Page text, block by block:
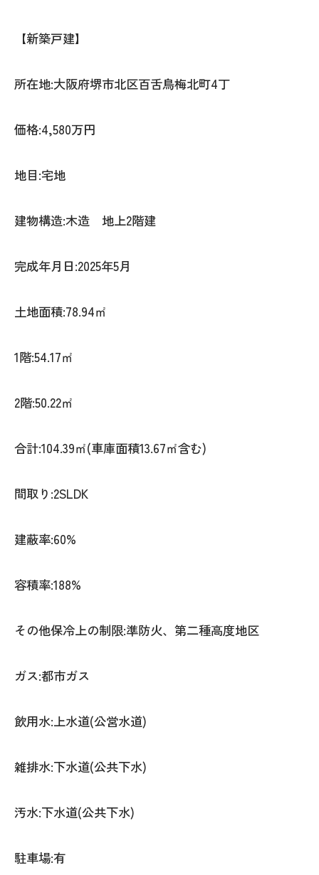
【新築戸建】
所在地:大阪府堺市北区百舌鳥梅北町4丁
価格:4,580万円
地目:宅地
建物構造:木造 地上2階建
完成年月日:2025年5月
土地面積:78.94㎡
1階:54.17㎡
2階:50.22㎡
合計:104.39㎡(車庫面積13.67㎡含む)
間取り:2SLDK
建蔽率:60%
容積率:188%
その他保冷上の制限:準防火、第二種高度地区
ガス:都市ガス
飲用水:上水道(公営水道)
雑排水:下水道(公共下水)
汚水:下水道(公共下水)
駐車場:有